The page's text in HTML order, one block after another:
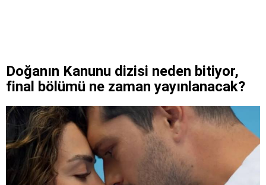
Doğanın Kanunu dizisi neden bitiyor,
final bölümü ne zaman yayınlanacak?